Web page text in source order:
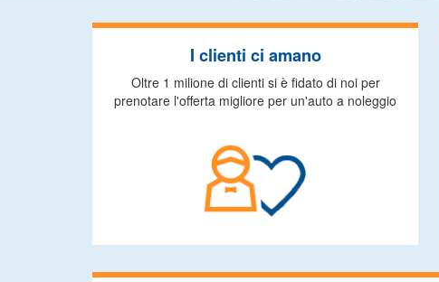
I clienti ci amano
Oltre 1 milione di clienti si è fidato di noi per
prenotare l'offerta migliore per un'auto a noleggio